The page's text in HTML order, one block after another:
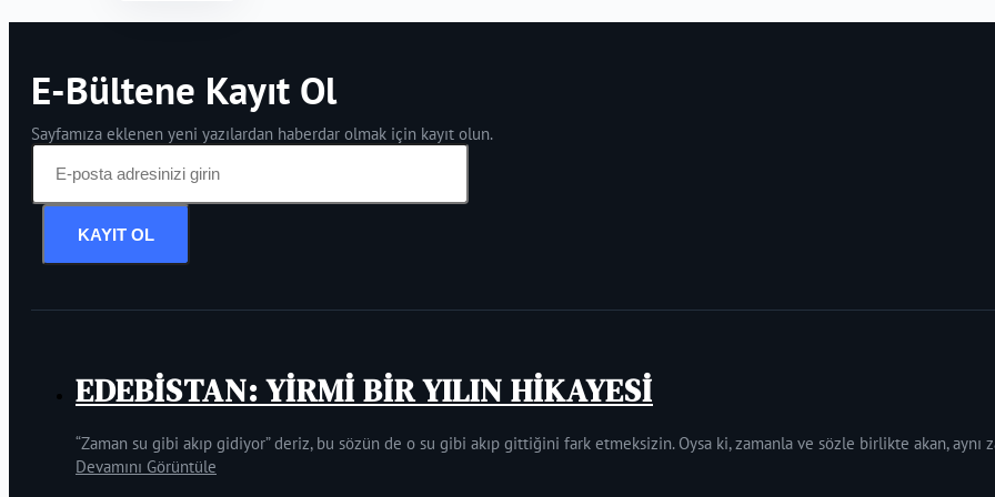
E-Bültene Kayıt Ol
Sayfamıza eklenen yeni yazılardan haberdar olmak için kayıt olun.
KAYIT OL
EDEBİSTAN: YİRMİ BİR YILIN HİKAYESİ
“Zaman su gibi akıp gidiyor” deriz, bu sözün de o su gibi akıp gittiğini fark etmeksizin. Oysa ki, zamanla ve sözle birlikte akan, aynı
Devamını Görüntüle